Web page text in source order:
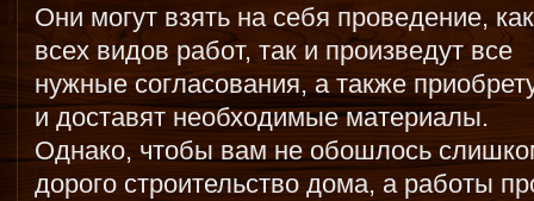
Они могут взять на себя проведение, как
всех видов работ, так и произведут все
нужные согласования, а также
и доставят необходимые материалы.
Однако, чтобы вам не обошлось
дорого строительство дома, а работы